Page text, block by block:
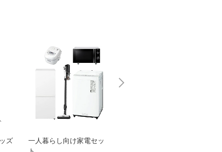
ズ
一人暮らし向け家電セッ